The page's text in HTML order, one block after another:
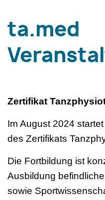
ta.med
Zertifikat
Im August 2024
des Zertifikats
Die Fortbildung ist
Ausbildung
sowie